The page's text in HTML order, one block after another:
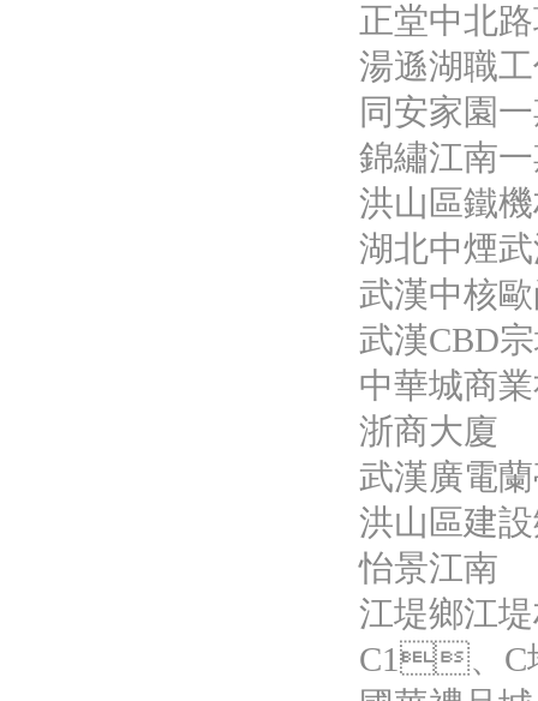
正堂中北
湯遜湖職
同安家園
錦繡江南
洪山區鐵
湖北中煙
武漢中核
武漢CBD宗
中華城商
浙商大廈
武漢廣電
洪山區建
怡景江南
江堤鄉江
C1、C